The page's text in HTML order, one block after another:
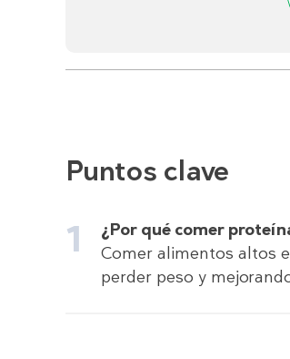
Puntos clave
¿Por qué comer
Comer alimentos altos
perder peso y